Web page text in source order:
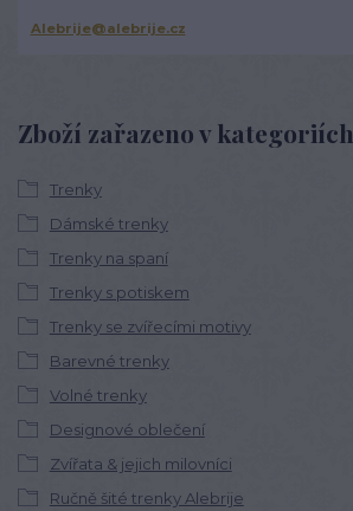
Zboží zařazeno v kategoriích
Trenky
Dámské trenky
Trenky na spaní
Trenky s potiskem
Trenky se zvířecími motivy
Barevné trenky
Volné trenky
Designové oblečení
Zvířata & jejich milovníci
Ručně šité trenky Alebrije
Alebrije@alebrije.cz